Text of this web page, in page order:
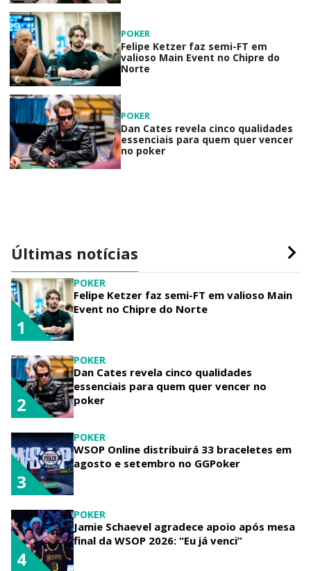
POKER
Felipe Ketzer faz semi-FT em
valioso Main Event no Chipre do
Norte
POKER
Dan Cates revela cinco qualidades
essenciais para quem quer vencer
no poker
Últimas notícias
POKER
Felipe Ketzer faz semi-FT em valioso Main
Event no Chipre do Norte
1
POKER
Dan Cates revela cinco qualidades
essenciais para quem quer vencer no
poker
2
POKER
WSOP Online distribuirá 33 braceletes em
agosto e setembro no GGPoker
3
POKER
Jamie Schaevel agradece apoio após mesa
final da WSOP 2026: “Eu já venci”
4